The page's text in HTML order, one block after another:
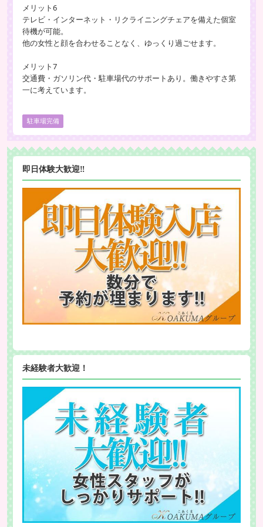
メリット6
テレビ・インターネット・リクライニングチェアを備えた個室
待機が可能。
他の女性と顔を合わせることなく、ゆっくり過ごせます。
メリット7
交通費・ガソリン代・駐車場代のサポートあり。働きやすさ第
一に考えています。
駐車場完備
即日体験大歓迎‼
未経験者大歓迎！